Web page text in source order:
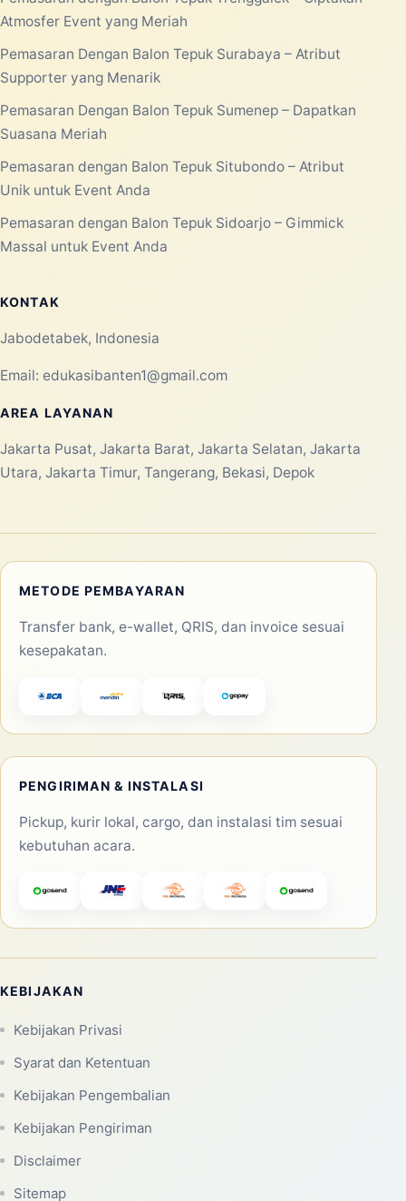
Atmosfer Event yang Meriah
Pemasaran Dengan Balon Tepuk Surabaya – Atribut
Supporter yang Menarik
Pemasaran Dengan Balon Tepuk Sumenep – Dapatkan
Suasana Meriah
Pemasaran dengan Balon Tepuk Situbondo – Atribut
Unik untuk Event Anda
Pemasaran dengan Balon Tepuk Sidoarjo – Gimmick
Massal untuk Event Anda
KONTAK
Jabodetabek, Indonesia
Email: edukasibanten1@gmail.com
AREA LAYANAN
Jakarta Pusat, Jakarta Barat, Jakarta Selatan, Jakarta
Utara, Jakarta Timur, Tangerang, Bekasi, Depok
METODE PEMBAYARAN
Transfer bank, e-wallet, QRIS, dan invoice sesuai
kesepakatan.
PENGIRIMAN & INSTALASI
Pickup, kurir lokal, cargo, dan instalasi tim sesuai
kebutuhan acara.
KEBIJAKAN
Kebijakan Privasi
Syarat dan Ketentuan
Kebijakan Pengembalian
Kebijakan Pengiriman
Disclaimer
Sitemap